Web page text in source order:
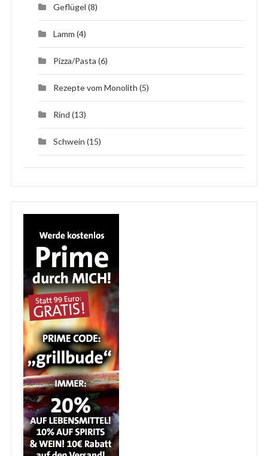
Geflügel (8)
Lamm (4)
Pizza/Pasta (6)
Rezepte vom Monolith (5)
Rind (13)
Schwein (15)